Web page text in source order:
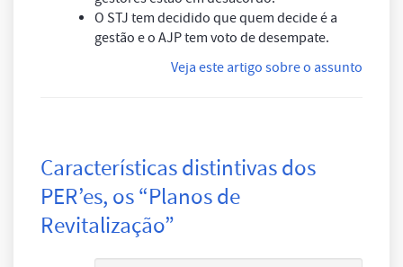
O STJ tem decidido que quem decide é a
gestão e o AJP tem voto de desempate.
Veja este artigo sobre o assunto
Características distintivas dos
PER’es, os “Planos de
Revitalização”